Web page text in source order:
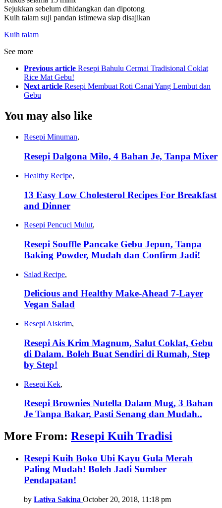
Sejukkan sebelum dihidangkan dan dipotong
Kuih talam suji pandan istimewa siap disajikan
Kuih talam
See more
Previous article Resepi Bahulu Cermai Tradisional Coklat
Rice Mat Gebu!
Next article Resepi Membuat Roti Canai Yang Lembut dan
Gebu
You may also like
Resepi Minuman,
Resepi Dalgona Milo, 4 Bahan Je, Tanpa Mixer
Healthy Recipe,
13 Easy Low Cholesterol Recipes For Breakfast
and Dinner
Resepi Pencuci Mulut,
Resepi Souffle Pancake Gebu Jepun, Tanpa
Baking Powder, Mudah dan Confirm Jadi!
Salad Recipe,
Delicious and Healthy Make-Ahead 7-Layer
Vegan Salad
Resepi Aiskrim,
Resepi Ais Krim Magnum, Salut Coklat, Gebu
di Dalam. Boleh Buat Sendiri di Rumah, Step
by Step!
Resepi Kek,
Resepi Brownies Nutella Dalam Mug, 3 Bahan
Je Tanpa Bakar, Pasti Senang dan Mudah..
More From: Resepi Kuih Tradisi
Resepi Kuih Boko Ubi Kayu Gula Merah
Paling Mudah! Boleh Jadi Sumber
Pendapatan!
by Lativa Sakina October 20, 2018, 11:18 pm